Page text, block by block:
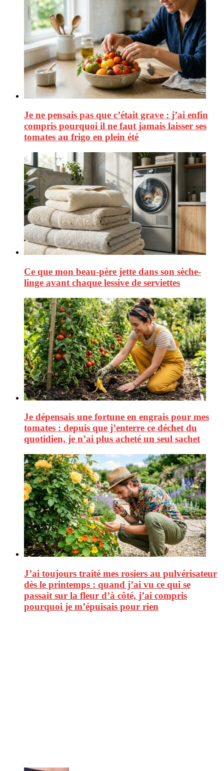
Je ne pensais pas que c’était grave : j’ai enfin
compris pourquoi il ne faut jamais laisser ses
tomates au frigo en plein été
Ce que mon beau-père jette dans son sèche-
linge avant chaque lessive de serviettes
Je dépensais une fortune en engrais pour mes
tomates : depuis que j’enterre ce déchet du
quotidien, je n’ai plus acheté un seul sachet
J’ai toujours traité mes rosiers au pulvérisateur
dès le printemps : quand j’ai vu ce qui se
passait sur la fleur d’à côté, j’ai compris
pourquoi je m’épuisais pour rien